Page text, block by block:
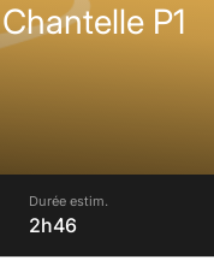
P1
Durée estim.
2h46